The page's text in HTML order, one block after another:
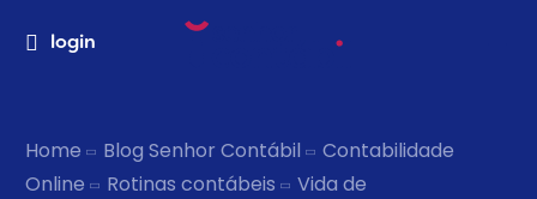
login
Home Blog Senhor Contábil
Contabilidade
Online
Rotinas contábeis
Vida de